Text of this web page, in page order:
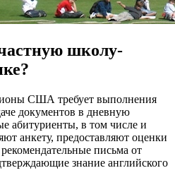
школу-
США требует выполнения
документов в дневную
абитуриенты, в том числе и
анкету, предоставляют оценки
письма от
знание английского